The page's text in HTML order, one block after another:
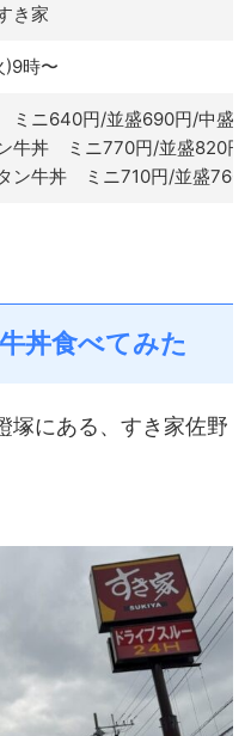
き家
時〜
ミニ640円/並盛690円/中盛
牛丼 ミニ770円/並盛820
ン牛丼 ミニ710円/並盛
丼食べてみた
塚にある、すき家佐野